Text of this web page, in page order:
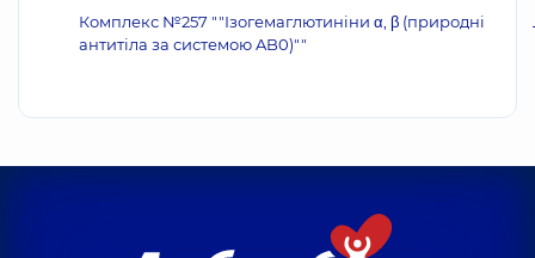
Комплекс №257 ""Ізогемаглютиніни α, β (природні
антитіла за системою AB0)""